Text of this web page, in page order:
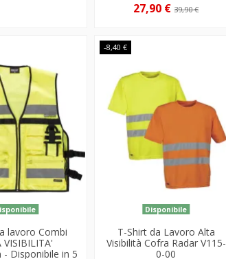
27,90 €39,90 €
lavoro Combi
VISIBILITA'
- Disponibile in 5
-8,40 €
Disponibile
T-Shirt da Lavoro Alta
Visibilità Cofra Radar V115-
0-00